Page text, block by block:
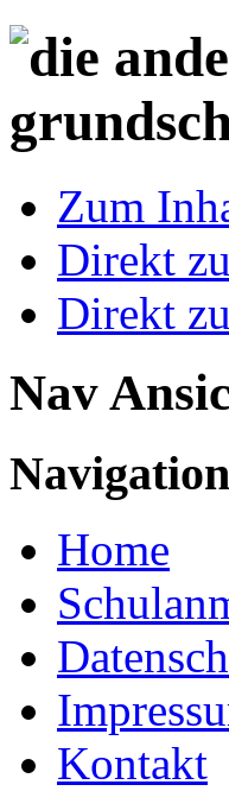
Zum
Direkt
Direkt
Nav
Navigation
Home
Kontakt